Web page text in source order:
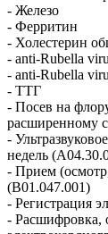
- Железо
- Ферритин
- Холестерин
- anti-Rubella
- anti-Rubella
- ТТГ
- Посев нa
расширенному
-
недель
- Прием
(B01.047.001)
- Регистрация
- Расшифровка,